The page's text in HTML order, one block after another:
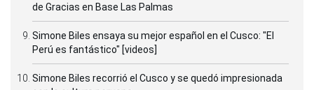
de Gracias en Base Las Palmas
Simone Biles ensaya su mejor español en el Cusco: "El
Perú es fantástico" [videos]
Simone Biles recorrió el Cusco y se quedó impresionada